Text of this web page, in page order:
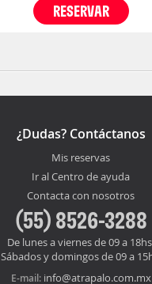
RESERVAR
¿Dudas? Contáctanos
Mis reservas
Ir al Centro de ayuda
Contacta con nosotros
(55) 8526-3288
De lunes a viernes de 09 a
Sábados y domingos de 09 a
E-mail: info@atrapalo.com.mx